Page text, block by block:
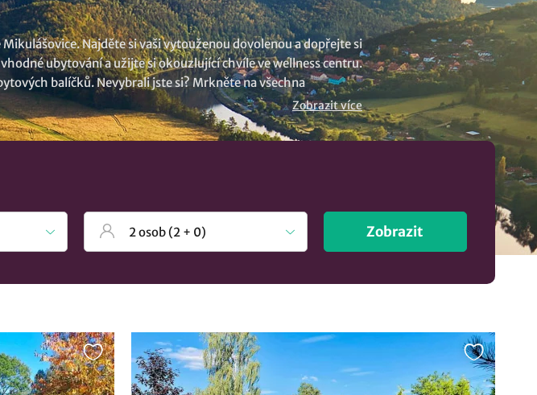
Najděte si vaši vytouženou dovolenou a dopřejte si
ubytování a užijte si okouzlující chvíle ve wellness centru.
balíčků. Nevybrali jste si? Mrkněte na všechna
Zobrazit více
Zobrazit